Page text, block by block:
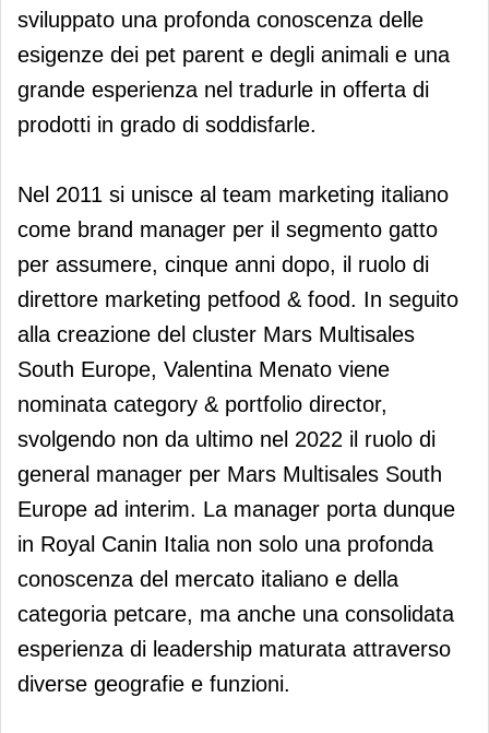
sviluppato una profonda conoscenza delle
esigenze dei pet parent e degli animali e una
grande esperienza nel tradurle in offerta di
prodotti in grado di soddisfarle.
Nel 2011 si unisce al team marketing italiano
come brand manager per il segmento gatto
per assumere, cinque anni dopo, il ruolo di
direttore marketing petfood & food. In seguito
alla creazione del cluster Mars Multisales
South Europe, Valentina Menato viene
nominata category & portfolio director,
svolgendo non da ultimo nel 2022 il ruolo di
general manager per Mars Multisales South
Europe ad interim. La manager porta dunque
in Royal Canin Italia non solo una profonda
conoscenza del mercato italiano e della
categoria petcare, ma anche una consolidata
esperienza di leadership maturata attraverso
diverse geografie e funzioni.